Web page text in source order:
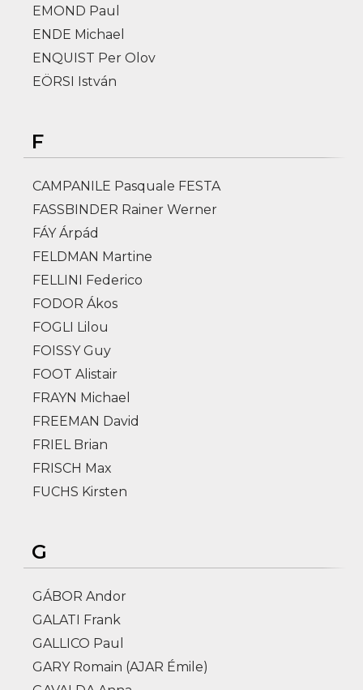
EMOND Paul
ENDE Michael
ENQUIST Per Olov
EÖRSI István
F
CAMPANILE Pasquale FESTA
FASSBINDER Rainer Werner
FÁY Árpád
FELDMAN Martine
FELLINI Federico
FODOR Ákos
FOGLI Lilou
FOISSY Guy
FOOT Alistair
FRAYN Michael
FREEMAN David
FRIEL Brian
FRISCH Max
FUCHS Kirsten
G
GÁBOR Andor
GALATI Frank
GALLICO Paul
GARY Romain (AJAR Émile)